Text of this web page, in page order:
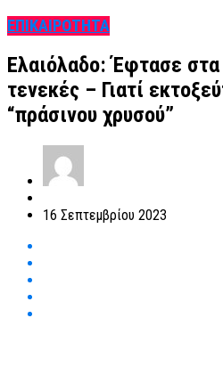
ΕΠΙΚΑΙΡΟΤΗΤΑ
Ελαιόλαδο: Έφτασε
τενεκές – Γιατί
“πράσινου χρυσού”
16 Σεπτεμβρίου 2023